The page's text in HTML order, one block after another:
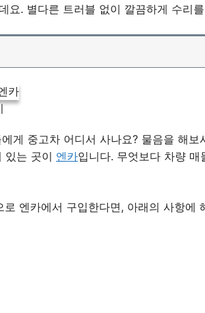
요. 별다른 트러블 없이 깔끔하게 수리
게 중고차 어디서 사나요? 물음을 해
있는 곳이 엔카입니다. 무엇보다 차량
엔카에서 구입한다면, 아래의 사항에